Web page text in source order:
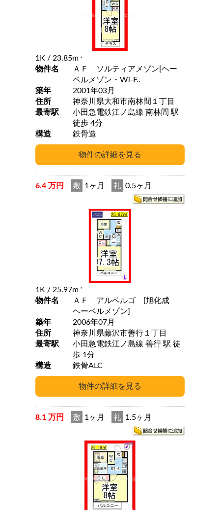
1K / 23.85m 2
物件名
ＡＦ ソルティアメゾン[ヘー
ベルメゾン・Wi-F..
築年
2001年03月
住所
神奈川県大和市南林間１丁目
最寄駅
小田急電鉄江ノ島線 南林間 駅
徒歩 4分
構造
鉄骨造
6.4 万円 敷 1ヶ月 礼 0.5ヶ月
1K / 25.97m 2
物件名
ＡＦ アルベルゴ [旭化成
ヘーベルメゾン]
築年
2006年07月
住所
神奈川県藤沢市善行１丁目
最寄駅
小田急電鉄江ノ島線 善行 駅 徒
歩 1分
構造
鉄骨ALC
8.1 万円 敷 1ヶ月 礼 1.5ヶ月